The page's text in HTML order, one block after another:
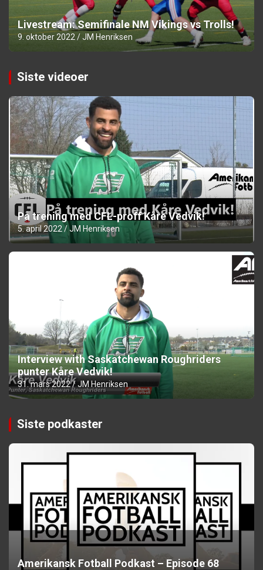
Livestream: Semifinale NM Vikings vs Trolls!
9. oktober 2022 JM Henriksen
Siste videoer
På trening med CFL-proff Kåre Vedvik!
5. april 2022 JM Henriksen
Interview with Saskatchewan Roughriders
punter Kåre Vedvik!
31. mars 2022 JM Henriksen
Siste podkaster
Amerikansk Fotball Podkast – Episode 68